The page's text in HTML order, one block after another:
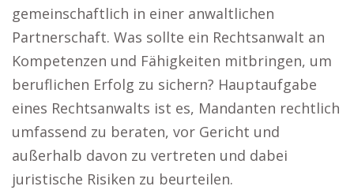
gemeinschaftlich in einer anwaltlichen
Partnerschaft. Was sollte ein Rechtsanwalt an
Kompetenzen und Fähigkeiten mitbringen, um
beruflichen Erfolg zu sichern? Hauptaufgabe
eines Rechtsanwalts ist es, Mandanten rechtlich
umfassend zu beraten, vor Gericht und
außerhalb davon zu vertreten und dabei
juristische Risiken zu beurteilen.